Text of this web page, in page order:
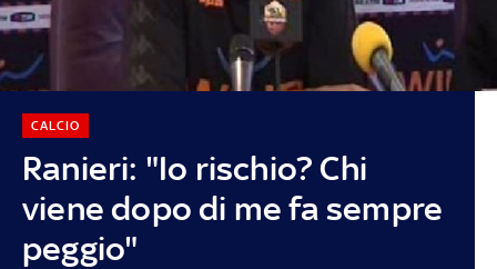
Ranieri: "Io rischio? Chi
viene dopo di me fa sempre
peggio"
CALCIO